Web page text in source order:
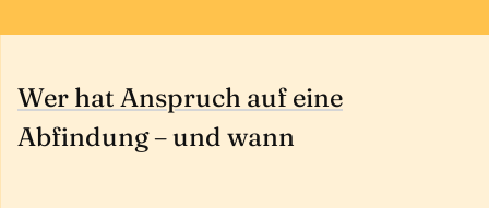
Wer hat Anspruch auf eine
Abfindung – und wann